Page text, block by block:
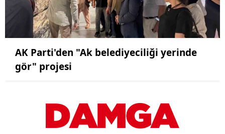
AK Parti'den "Ak belediyeciliği yerinde
gör" projesi